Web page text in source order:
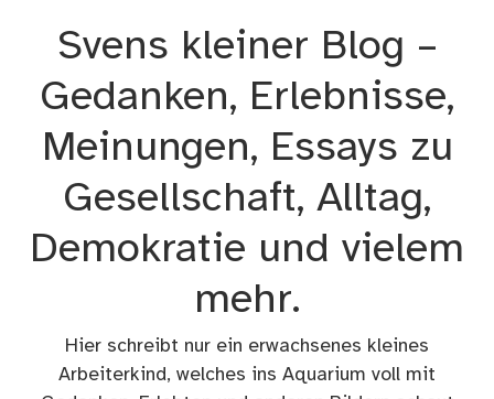
Svens kleiner Blog –
Gedanken, Erlebnisse,
Meinungen, Essays zu
Gesellschaft, Alltag,
Demokratie und vielem
mehr.
Hier schreibt nur ein erwachsenes kleines
Arbeiterkind, welches ins Aquarium voll mit